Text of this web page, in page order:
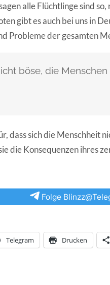
alle Flüchtlinge sind
gibt es auch bei uns in
Probleme der gesamten
böse, die
dass sich die Menschheit
die Konsequenzen ihres
Folge
Telegram Drucken